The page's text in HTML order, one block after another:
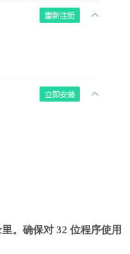
。确保对 32 位程序使用